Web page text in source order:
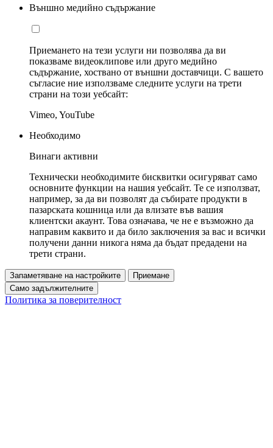
Външно медийно съдържание
Приемането на тези услуги ни позволява да ви
показваме видеоклипове или друго медийно
съдържание, хоствано от външни доставчици. С вашето
съгласие ние използваме следните услуги на трети
страни на този уебсайт:
Vimeo, YouTube
Необходимо
Винаги активни
Технически необходимите бисквитки осигуряват само
основните функции на нашия уебсайт. Те се използват,
например, за да ви позволят да събирате продукти в
пазарската кошница или да влизате във вашия
клиентски акаунт. Това означава, че не е възможно да
направим каквито и да било заключения за вас и всички
получени данни никога няма да бъдат предадени на
трети страни.
Запаметяване на настройките
Приемане
Само задължителните
Политика за поверителност